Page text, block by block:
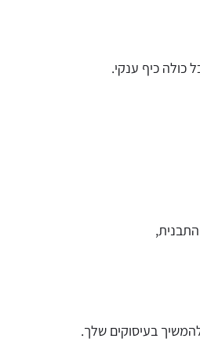
כולה כיף ענקי.
בעיסוקים שלך.